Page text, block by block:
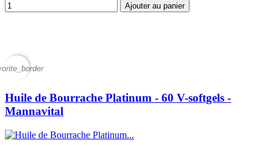
Ajouter au panier
Huile de Bourrache Platinum - 60 V-softgels -
Mannavital